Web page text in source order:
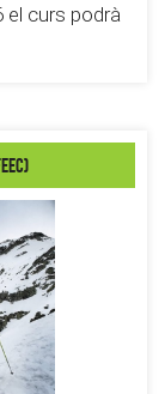
el curs podrà